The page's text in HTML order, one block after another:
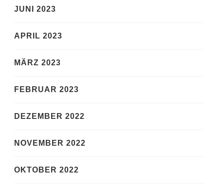
JUNI 2023
APRIL 2023
MÄRZ 2023
FEBRUAR 2023
DEZEMBER 2022
NOVEMBER 2022
OKTOBER 2022